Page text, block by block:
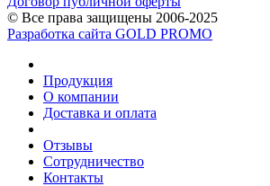
© Все права защищены 2006-2025
Разработка сайта GOLD PROMO
Продукция
О компании
Доставка и оплата
Отзывы
Сотрудничество
Контакты